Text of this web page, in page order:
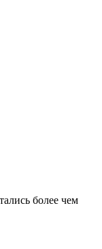
более чем